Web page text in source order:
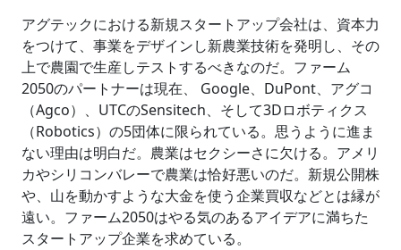
アグテックにおける新規スタートアップ会社は、資本力
をつけて、事業をデザインし新農業技術を発明し、その
上で農園で生産しテストするべきなのだ。ファーム
2050のパートナーは現在、 Google、DuPont、アグコ
（Agco）、UTCのSensitech、そして3Dロボティクス
（Robotics）の5団体に限られている。思うように進ま
ない理由は明白だ。農業はセクシーさに欠ける。アメリ
カやシリコンバレーで農業は恰好悪いのだ。新規公開株
や、山を動かすような大金を使う企業買収などとは縁が
遠い。ファーム2050はやる気のあるアイデアに満ちた
スタートアップ企業を求めている。